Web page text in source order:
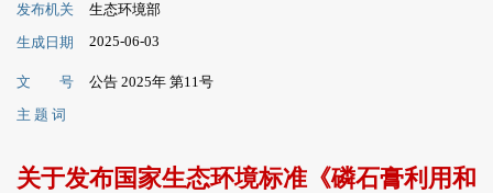
发布机关
生态环境部
生成日期
2025-06-03
文 号
公告 2025年 第11号
主 题 词
关于发布国家生态环境标准《磷石膏利用和